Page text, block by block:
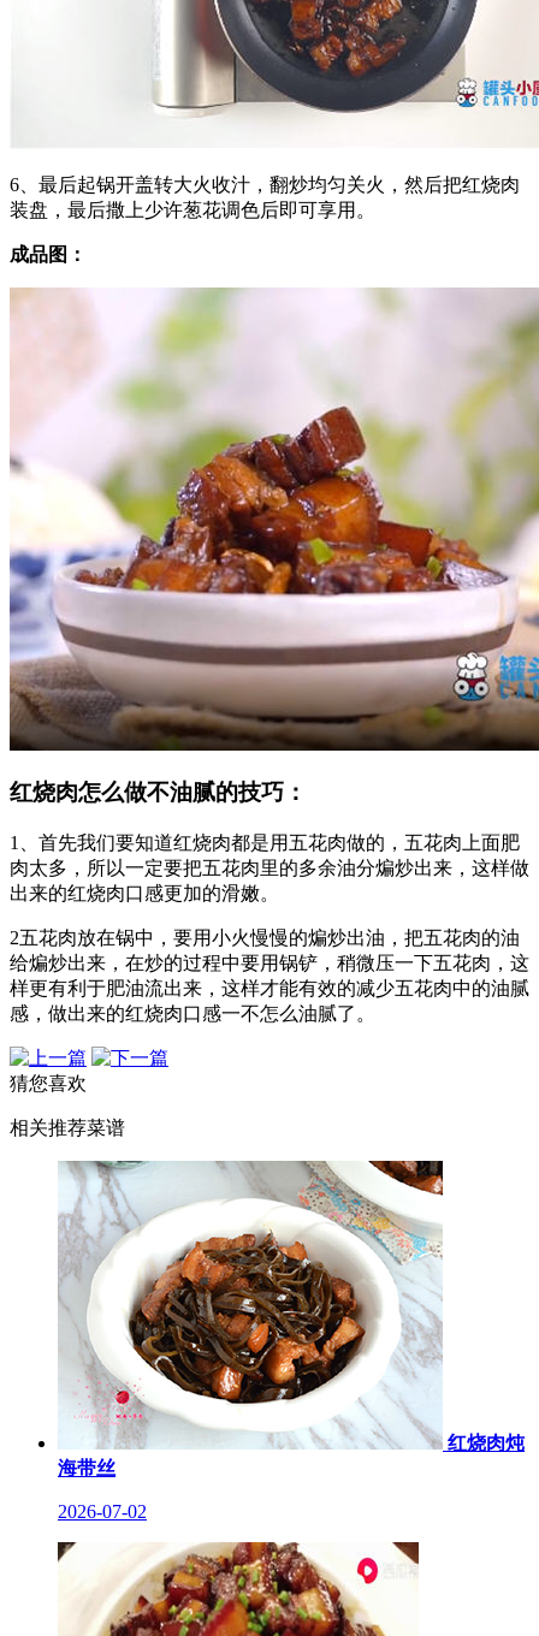
6、最后起锅开盖转大火收汁，翻炒均匀关火，然后把红烧肉
装盘，最后撒上少许葱花调色后即可享用。
成品图：
红烧肉怎么做不油腻的技巧：
1、首先我们要知道红烧肉都是用五花肉做的，五花肉上面肥
肉太多，所以一定要把五花肉里的多余油分煸炒出来，这样做
出来的红烧肉口感更加的滑嫩。
2五花肉放在锅中，要用小火慢慢的煸炒出油，把五花肉的油
给煸炒出来，在炒的过程中要用锅铲，稍微压一下五花肉，这
样更有利于肥油流出来，这样才能有效的减少五花肉中的油腻
感，做出来的红烧肉口感一不怎么油腻了。
猜您喜欢
相关推荐菜谱
红烧肉炖
海带丝
2026-07-02